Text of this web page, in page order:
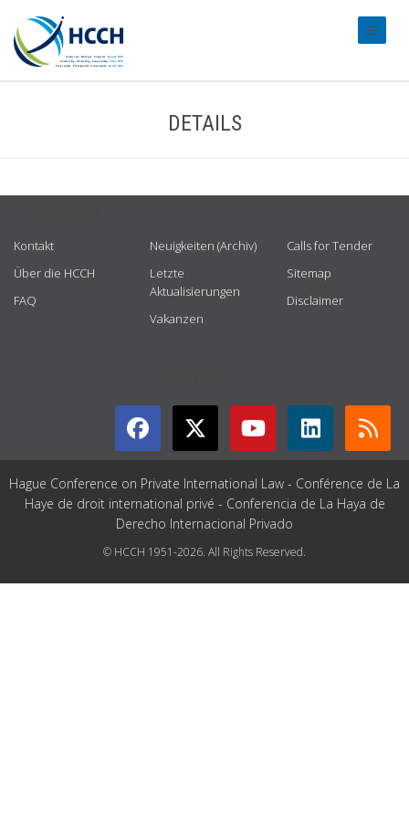
DETAILS
Kontakt
Über die HCCH
FAQ
Neuigkeiten (Archiv)
Letzte
Aktualisierungen
Vakanzen
Calls for Tender
Sitemap
Disclaimer
Hague Conference on Private International Law - Conférence de La
Haye de droit international privé - Conferencia de La Haya de
Derecho Internacional Privado
© HCCH 1951-2026. All Rights Reserved.